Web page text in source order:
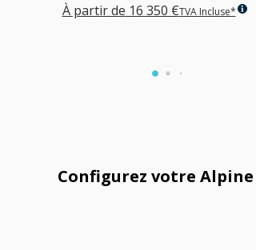
À partir de 16 350 €TVA Incluse*
Configurez votre Alpine